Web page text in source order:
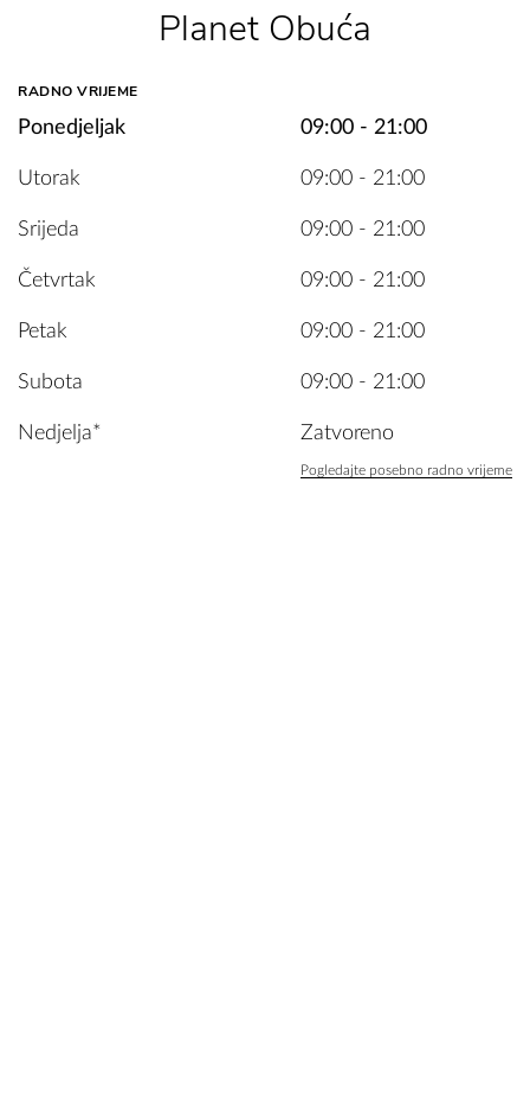
Planet Obuća
RADNO VRIJEME
Ponedjeljak 09:00 - 21:00
Utorak 09:00 - 21:00
Srijeda 09:00 - 21:00
Četvrtak 09:00 - 21:00
Petak 09:00 - 21:00
Subota 09:00 - 21:00
Nedjelja* Zatvoreno
Pogledajte posebno radno vrijeme